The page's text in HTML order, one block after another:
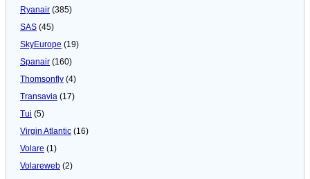
Ryanair (385)
SAS (45)
SkyEurope (19)
Spanair (160)
Thomsonfly (4)
Transavia (17)
Tui (5)
Virgin Atlantic (16)
Volare (1)
Volareweb (2)